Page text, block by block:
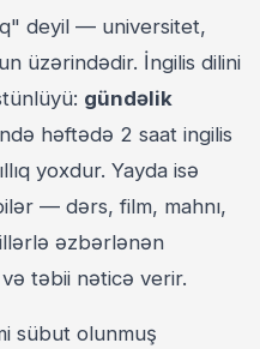
deyil — universitet,
üzərindədir. İngilis dilini
gündəlik
həftədə 2 saat ingilis
yoxdur. Yayda isə
— dərs, film, mahnı,
əzbərlənən
təbii nəticə verir.
sübut olunmuş